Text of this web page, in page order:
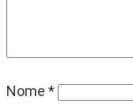
Nome *